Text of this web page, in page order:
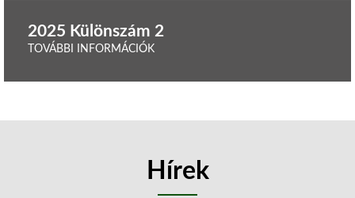
2025 Különszám 2
TOVÁBBI INFORMÁCIÓK
Hírek